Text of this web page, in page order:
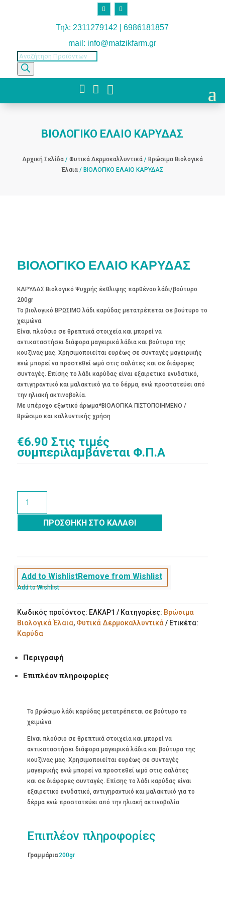
Τηλ: 2311279142 | 6986181857
mail: info@matzikfarm.gr
Products
search
  
ΒΙΟΛΟΓΙΚΟ ΕΛΑΙΟ ΚΑΡΥΔΑΣ
Αρχική Σελίδα/ Φυτικά Δερμοκαλλυντικά/ Βρώσιμα Βιολογικά
Έλαια / ΒΙΟΛΟΓΙΚΟ ΕΛΑΙΟ ΚΑΡΥΔΑΣ
ΒΙΟΛΟΓΙΚΟ ΕΛΑΙΟ ΚΑΡΥΔΑΣ
ΚΑΡΥΔΑΣ Βιολογικό Ψυχρής έκθλιψης παρθένοο λάδι/βούτυρο
200gr
Το βιολογικό ΒΡΩΣΙΜΟ λάδι καρύδας μετατρέπεται σε βούτυρο το
χειμώνα.
Είναι πλούσιο σε θρεπτικά στοιχεία και μπορεί να
αντικαταστήσει διάφορα μαγειρικά λάδια και βούτυρα της
κουζίνας μας. Χρησιμοποιείται ευρέως σε συνταγές μαγειρικής
ενώ μπορεί να προστεθεί ωμό στις σαλάτες και σε διάφορες
συνταγές. Επίσης το λάδι καρύδας είναι εξαιρετικό ενυδατικό,
αντιγηραντικό και μαλακτικό για το δέρμα, ενώ προστατεύει από
την ηλιακή ακτινοβολία.
Με υπέροχο εξωτικό άρωμα*ΒΙΟΛΟΓΙΚΑ ΠΙΣΤΟΠΟΙΗΜΕΝΟ /
Βρώσιμο και καλλυντικής χρήση
€6.90 Στις τιμές
συμπεριλαμβάνεται Φ.Π.Α
ΕΛΑΙΟ
ΚΑΡΥΔΑΣ
ποσότηταΠΡΟΣΘΉΚΗ ΣΤΟ ΚΑΛΆΘΙ
Add to WishlistRemove from Wishlist
Add to Wishlist
Κωδικός προϊόντος: ΕΛΚΑΡ1 Κατηγορίες: Βρώσιμα
Βιολογικά Έλαια, Φυτικά Δερμοκαλλυντικά
Ετικέτα:
Καρύδα
Περιγραφή
Επιπλέον πληροφορίες
Το βρώσιμο λάδι καρύδας μετατρέπεται σε βούτυρο το
χειμώνα.
Είναι πλούσιο σε θρεπτικά στοιχεία και μπορεί να
αντικαταστήσει διάφορα μαγειρικά λάδια και βούτυρα της
κουζίνας μας. Χρησιμοποιείται ευρέως σε συνταγές
μαγειρικής ενώ μπορεί να προστεθεί ωμό στις σαλάτες
και σε διάφορες συνταγές. Επίσης το λάδι καρύδας είναι
εξαιρετικό ενυδατικό, αντιγηραντικό και μαλακτικό για το
δέρμα ενώ προστατεύει από την ηλιακή ακτινοβολία
Επιπλέον πληροφορίες
Γραμμάρια 200gr